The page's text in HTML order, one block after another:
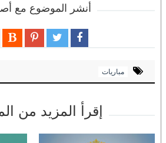
أنشر الموضوع مع
مباريات
إقرأ المزيد من